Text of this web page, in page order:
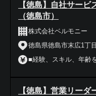
【徳島】自社サー
（徳島市）
株式会社ベルモニー
徳島県徳島市末広1丁
■経験、スキル、年齢
【徳島】営業リーダ